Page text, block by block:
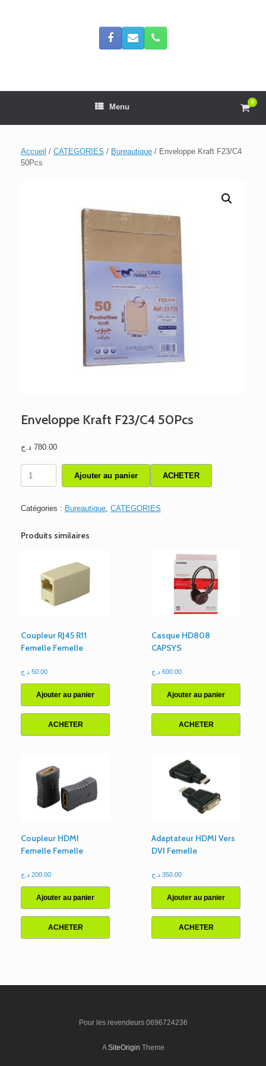
Menu
View
cart
0
Accueil / CATEGORIES / Bureautique / Enveloppe Kraft F23/C4
50Pcs
Enveloppe Kraft F23/C4 50Pcs
780.00 د.ج
Kraft
F23/C4
Ajouter au panier ACHETER
Catégories : Bureautique, CATEGORIES
Produits similaires
Coupleur RJ45 R11
Femelle Femelle
50.00 د.ج
Ajouter au panier
ACHETER
Casque HD808
CAPSYS
600.00 د.ج
Ajouter au panier
ACHETER
Coupleur HDMI
Femelle Femelle
200.00 د.ج
Ajouter au panier
ACHETER
Adaptateur HDMI Vers
DVI Femelle
350.00 د.ج
Ajouter au panier
ACHETER
Pour les revendeurs 0696724236
ASiteOrigin Theme